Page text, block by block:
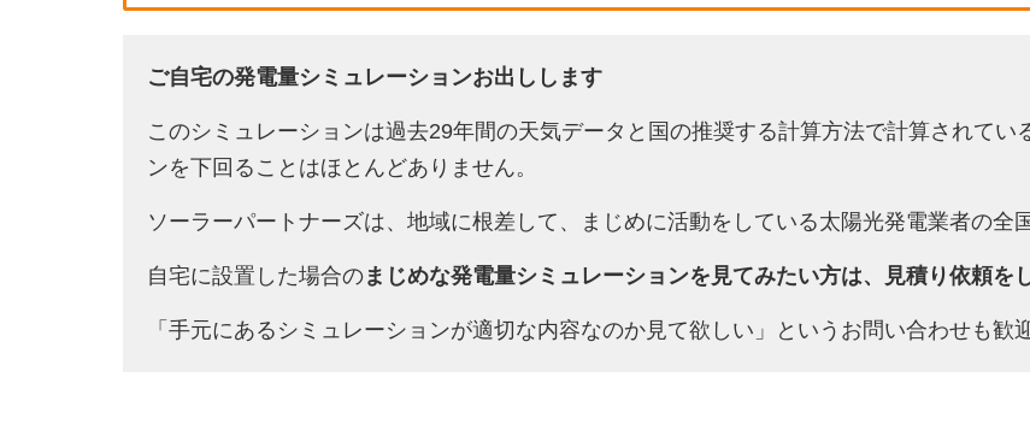
ご自宅の発電量シミュレーションお出しします
このシミュレーションは過去29年間の天気データと国の推奨する計算方法で計算されてい
ンを下回ることはほとんどありません。
ソーラーパートナーズは、地域に根差して、まじめに活動をしている太陽光発電業者の全
自宅に設置した場合のまじめな発電量シミュレーションを見てみたい方は、見積り依頼を
「手元にあるシミュレーションが適切な内容なのか見て欲しい」というお問い合わせも歓